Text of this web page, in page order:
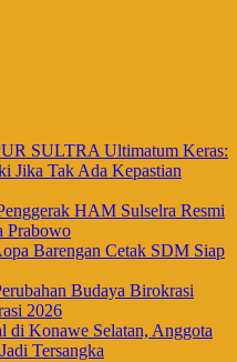
SULTRA Ultimatum Keras:
Jika Tak Ada Kepastian
HAM Sulselra Resmi
Prabowo
Barengan Cetak SDM Siap
Budaya Birokrasi
2026
di Konawe Selatan, Anggota
Tersangka